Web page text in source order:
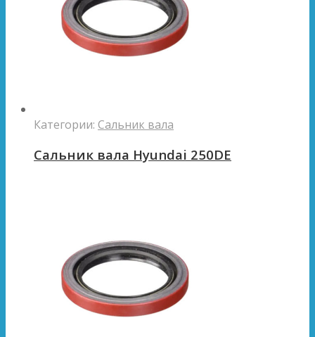
Категории: Сальник вала
Сальник вала Hyundai 250DE